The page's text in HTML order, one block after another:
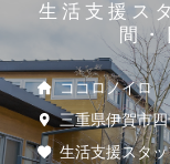
生活支援ス
間
ココロノイロ
三重県伊賀市
生活支援スタ